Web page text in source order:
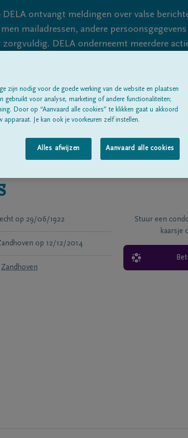
DELA ontvangt meldingen over valse
mailadressen, andere
DELA onderneemt meerdere
sluiten, dus blijf waakzaam.
Alle rouwberichten Over ons
op 29/06/1922
op 12/12/2014
Zandhoven
Stuur een
kaarsje
zijn nodig voor de goede werking van de website en plaatsen
gebruikt voor analyse, marketing of andere functionaliteiten;
Door op “Aanvaard alle cookies” te klikken gaat u akkoord
Je kan ook je voorkeuren zelf instellen.
Alles afwijzen Aanvaard alle cookies